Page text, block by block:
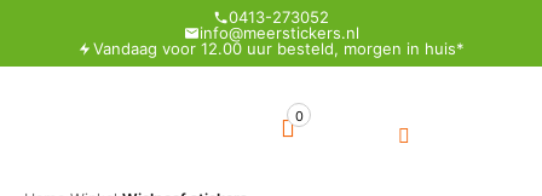
0413-273052
info@meerstickers.nl
Vandaag voor 12.00 uur besteld, morgen in huis*
0